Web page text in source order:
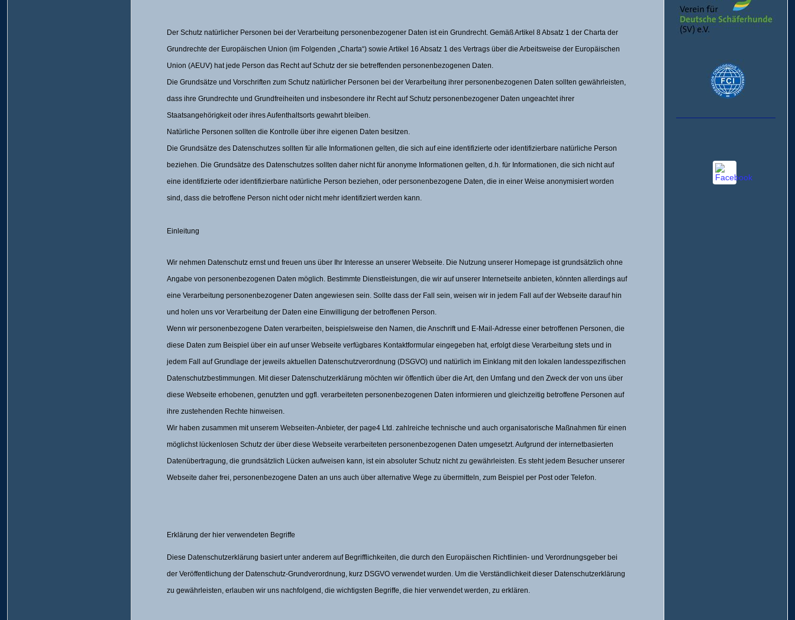
Der Schutz natürlicher Personen bei der Verarbeitung personenbezogener Daten ist ein Grundrecht. Gemäß Artikel 8 Absatz 1 der Charta der
Grundrechte der Europäischen Union (im Folgenden „Charta“) sowie Artikel 16 Absatz 1 des Vertrags über die Arbeitsweise der Europäischen
Union (AEUV) hat jede Person das Recht auf Schutz der sie betreffenden personenbezogenen Daten.
Die Grundsätze und Vorschriften zum Schutz natürlicher Personen bei der Verarbeitung ihrer personenbezogenen Daten sollten gewährleisten,
dass ihre Grundrechte und Grundfreiheiten und insbesondere ihr Recht auf Schutz personenbezogener Daten ungeachtet ihrer
Staatsangehörigkeit oder ihres Aufenthaltsorts gewahrt bleiben.
Natürliche Personen sollten die Kontrolle über ihre eigenen Daten besitzen.
Die Grundsätze des Datenschutzes sollten für alle Informationen gelten, die sich auf eine identifizierte oder identifizierbare natürliche Person
beziehen. Die Grundsätze des Datenschutzes sollten daher nicht für anonyme Informationen gelten, d.h. für Informationen, die sich nicht auf
eine identifizierte oder identifizierbare natürliche Person beziehen, oder personenbezogene Daten, die in einer Weise anonymisiert worden
sind, dass die betroffene Person nicht oder nicht mehr identifiziert werden kann.
Einleitung
Wir nehmen Datenschutz ernst und freuen uns über Ihr Interesse an unserer Webseite. Die Nutzung unserer Homepage ist grundsätzlich ohne
Angabe von personenbezogenen Daten möglich. Bestimmte Dienstleistungen, die wir auf unserer Internetseite anbieten, könnten allerdings auf
eine Verarbeitung personenbezogener Daten angewiesen sein. Sollte dass der Fall sein, weisen wir in jedem Fall auf der Webseite darauf hin
und holen uns vor Verarbeitung der Daten eine Einwilligung der betroffenen Person.
Wenn wir personenbezogene Daten verarbeiten, beispielsweise den Namen, die Anschrift und E-Mail-Adresse einer betroffenen Personen, die
diese Daten zum Beispiel über ein auf unser Webseite verfügbares Kontaktformular eingegeben hat, erfolgt diese Verarbeitung stets und in
jedem Fall auf Grundlage der jeweils aktuellen Datenschutzverordnung (DSGVO) und natürlich im Einklang mit den lokalen landesspezifischen
Datenschutzbestimmungen. Mit dieser Datenschutzerklärung möchten wir öffentlich über die Art, den Umfang und den Zweck der von uns über
diese Webseite erhobenen, genutzten und ggfl. verarbeiteten personenbezogenen Daten informieren und gleichzeitig betroffene Personen auf
ihre zustehenden Rechte hinweisen.
Wir haben zusammen mit unserem Webseiten-Anbieter, der page4 Ltd. zahlreiche technische und auch organisatorische Maßnahmen für einen
möglichst lückenlosen Schutz der über diese Webseite verarbeiteten personenbezogenen Daten umgesetzt. Aufgrund der internetbasierten
Datenübertragung, die grundsätzlich Lücken aufweisen kann, ist ein absoluter Schutz nicht zu gewährleisten. Es steht jedem Besucher unserer
Webseite daher frei, personenbezogene Daten an uns auch über alternative Wege zu übermitteln, zum Beispiel per Post oder Telefon.
Erklärung der hier verwendeten Begriffe
Diese Datenschutzerklärung basiert unter anderem auf Begrifflichkeiten, die durch den Europäischen Richtlinien- und Verordnungsgeber bei
der Veröffentlichung der Datenschutz-Grundverordnung, kurz DSGVO verwendet wurden. Um die Verständlichkeit dieser Datenschutzerklärung
zu gewährleisten, erlauben wir uns nachfolgend, die wichtigsten Begriffe, die hier verwendet werden, zu erklären.